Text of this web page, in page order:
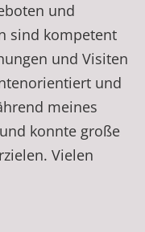
und
sind kompetent
und Visiten
und
meines
konnte große
Vielen